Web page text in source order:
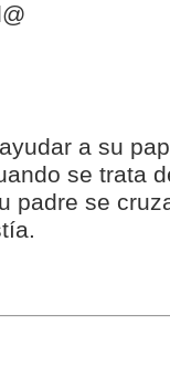
a su
se trata
padre se